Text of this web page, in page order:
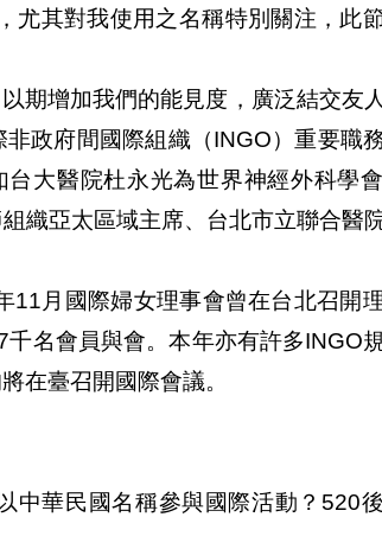
尤其對我使用之名稱特別關注，此
期增加我們的能見度，廣泛結交友
政府間國際組織（INGO）重要職
大醫院杜永光為世界神經外科學
織亞太區域主席、台北市立聯合醫
月國際婦女理事會曾在台北召開
名會員與會。本年亦有許多INGO
在臺召開國際會議。
中華民國名稱參與國際活動？520